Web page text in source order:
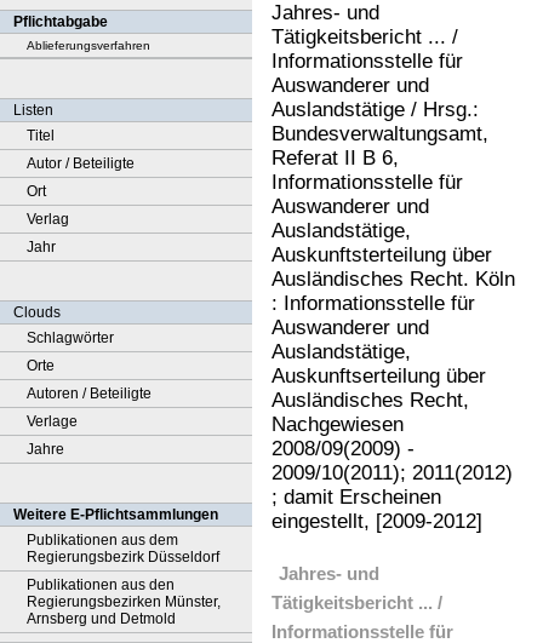
Pflichtabgabe
Ablieferungsverfahren
Listen
Titel
Autor / Beteiligte
Ort
Verlag
Jahr
Clouds
Schlagwörter
Orte
Autoren / Beteiligte
Verlage
Jahre
Weitere E-Pflichtsammlungen
Publikationen aus dem
Regierungsbezirk Düsseldorf
Publikationen aus den
Regierungsbezirken Münster,
Arnsberg und Detmold
Jahres- und
Tätigkeitsbericht ... /
Informationsstelle für
Auswanderer und
Auslandstätige / Hrsg.:
Bundesverwaltungsamt,
Referat II B 6,
Informationsstelle für
Auswanderer und
Auslandstätige,
Auskunftsterteilung über
Ausländisches Recht. Köln
: Informationsstelle für
Auswanderer und
Auslandstätige,
Auskunftserteilung über
Ausländisches Recht,
Nachgewiesen
2008/09(2009) -
2009/10(2011); 2011(2012)
; damit Erscheinen
eingestellt, [2009-2012]
Jahres- und
Tätigkeitsbericht ... /
Informationsstelle für